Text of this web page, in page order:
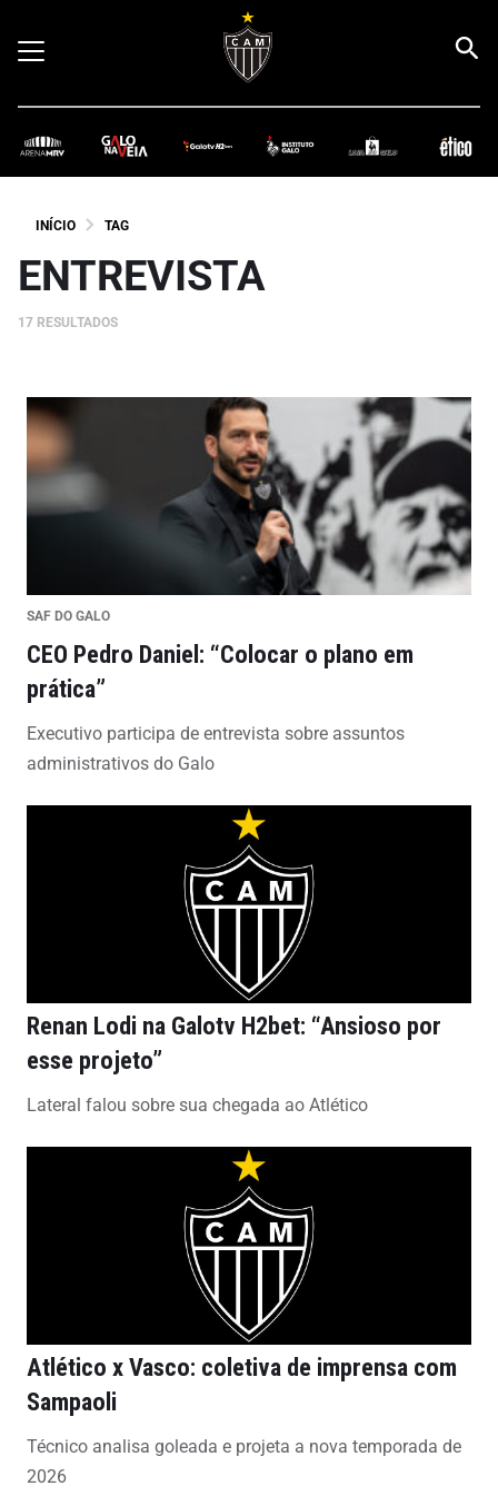
INÍCIO TAG
ENTREVISTA
17 RESULTADOS
SAF DO GALO
CEO Pedro Daniel: “Colocar o plano em
prática”
Executivo participa de entrevista sobre assuntos
administrativos do Galo
Renan Lodi na Galotv H2bet: “Ansioso por
esse projeto”
Lateral falou sobre sua chegada ao Atlético
Atlético x Vasco: coletiva de imprensa com
Sampaoli
Técnico analisa goleada e projeta a nova temporada de
2026